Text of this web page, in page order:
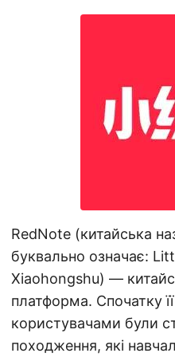
RedNote (китайська
буквально означає:
Xiaohongshu) —
платформа. Спочатку
користувачами були
походження, які